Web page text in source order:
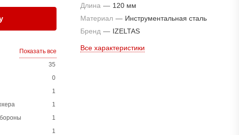
Показать все
35
0
1
1
1
1
Длина — 120 мм
Материал — Инструментальная сталь
Бренд — IZELTAS
Все характеристики